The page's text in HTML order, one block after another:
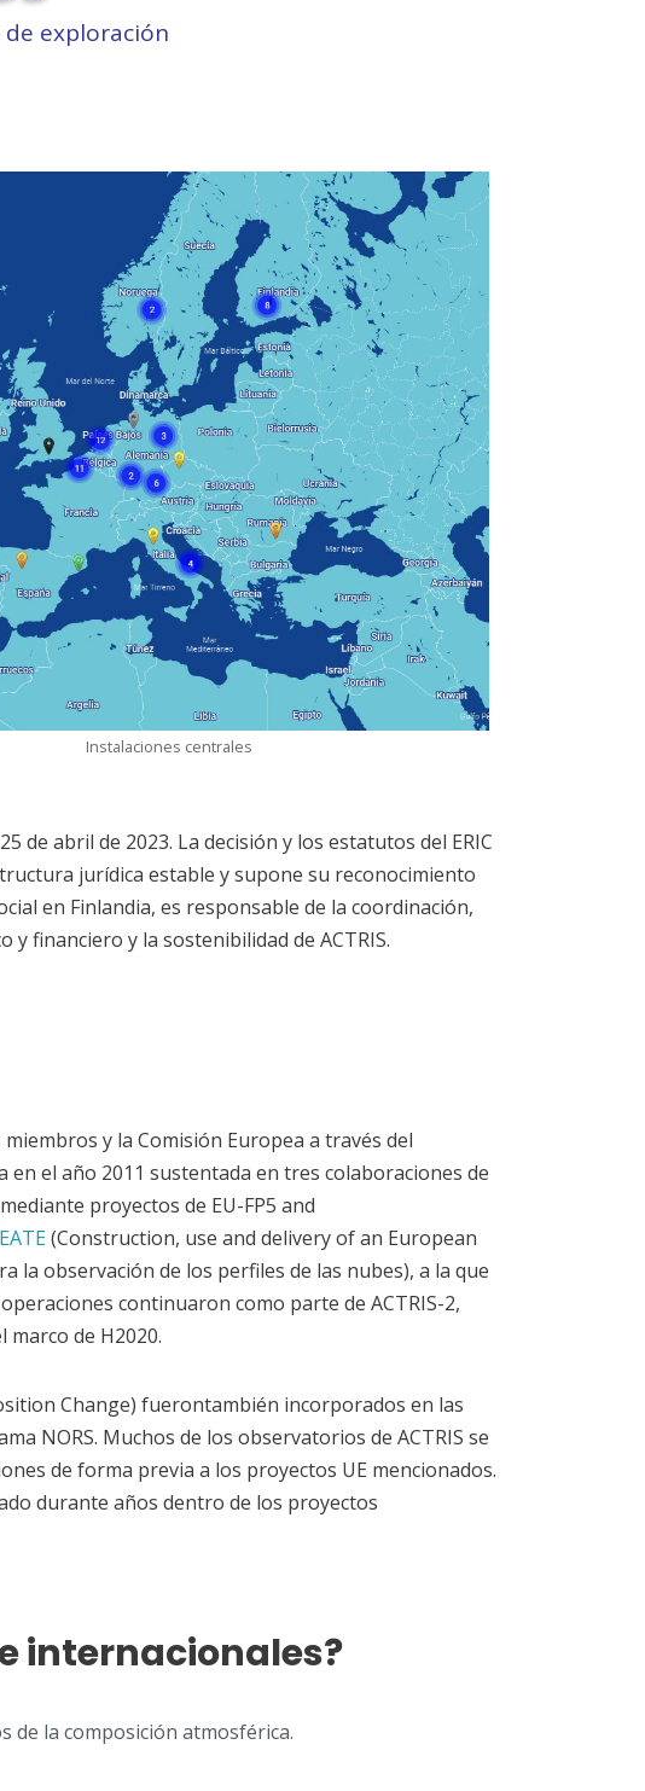
exploración
Instalaciones centrales
de abril de 2023. La decisión y los estatutos del ERIC
jurídica estable y supone su reconocimiento
en Finlandia, es responsable de la coordinación,
financiero y la sostenibilidad de ACTRIS.
y la Comisión Europea a través del
el año 2011 sustentada en tres colaboraciones de
proyectos de EU-FP5 and
(Construction, use and delivery of an European
la observación de los perfiles de las nubes), a la que
continuaron como parte de ACTRIS-2,
de H2020.
Change) fuerontambién incorporados en las
NORS. Muchos de los observatorios de ACTRIS se
de forma previa a los proyectos UE mencionados.
durante años dentro de los proyectos
internacionales?
de la composición atmosférica.